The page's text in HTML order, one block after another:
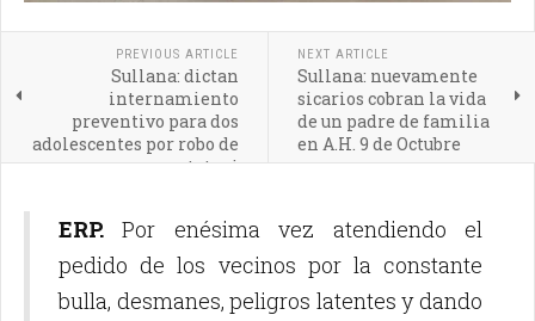
PREVIOUS ARTICLE
Sullana: dictan
internamiento
preventivo para dos
adolescentes por robo de
mototaxi
NEXT ARTICLE
Sullana: nuevamente
sicarios cobran la vida
de un padre de familia
en A.H. 9 de Octubre
ERP. Por enésima vez atendiendo el
pedido de los vecinos por la constante
bulla, desmanes, peligros latentes y dando